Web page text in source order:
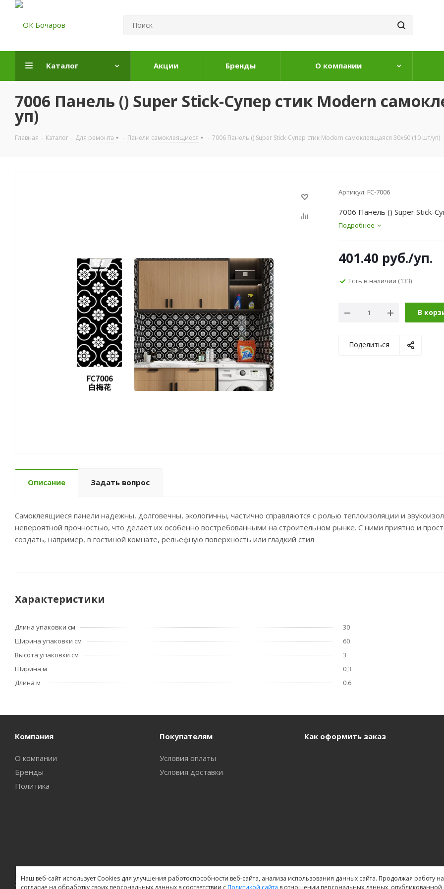
Каталог Акции Бренды О компании
7006 Панель () Super Stick-Супер стик Modern
уп)
Главная - Каталог - Для ремонта - Панели самоклеящиеся - 7006 Панель () Super Stick-Супер стик Modern самоклеящаяся 30х60 (10 шт/уп)
Артикул: FC-7006
7006 Панель () Super Stick-
Подробнее
401.40 руб./уп.
Есть в наличии (133)
В
Поделиться
Описание Задать вопрос
Самоклеящиеся панели надежны, долговечны, экологичны, частично справляются с ролью теплоизоляции и
невероятной прочностью, что делает их особенно востребованными на строительном рынке. С ними приятно и
создать, например, в гостиной комнате, рельефную поверхность или гладкий стил
Характеристики
Длина упаковки см
30
Ширина упаковки см
60
Высота упаковки см
3
Ширина м
0,3
Длина м
0.6
Наш веб-сайт использует Cookies для улучшения работоспособности веб-сайта, анализа использования данных сайта. Продолжая работу
согласие на обработку своих персональных данных в соответствии сПолитикой сайта в отношении персональных данных,
Компания
О компании
Бренды
Политика
Покупателям
Условия оплаты
Условия доставки
Как оформить заказ
2026 ©